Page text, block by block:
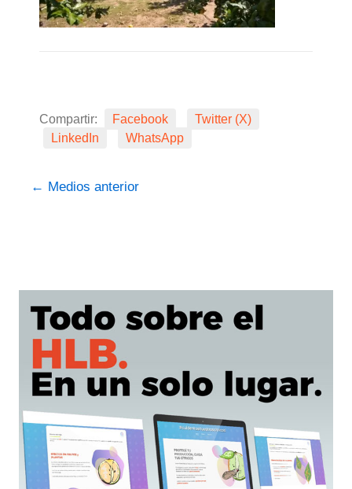
Compartir: Facebook
Twitter (X)
LinkedIn
WhatsApp
← Medios anterior